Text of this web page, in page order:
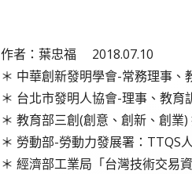
作者：葉忠福 2018.07.10
＊ 中華創新發明學會-常務理事、
＊ 台北市發明人協會-理事、教育
＊ 教育部三創(創意、創新、創業
＊ 勞動部-勞動力發展署：TTQS
＊ 經濟部工業局「台灣技術交易